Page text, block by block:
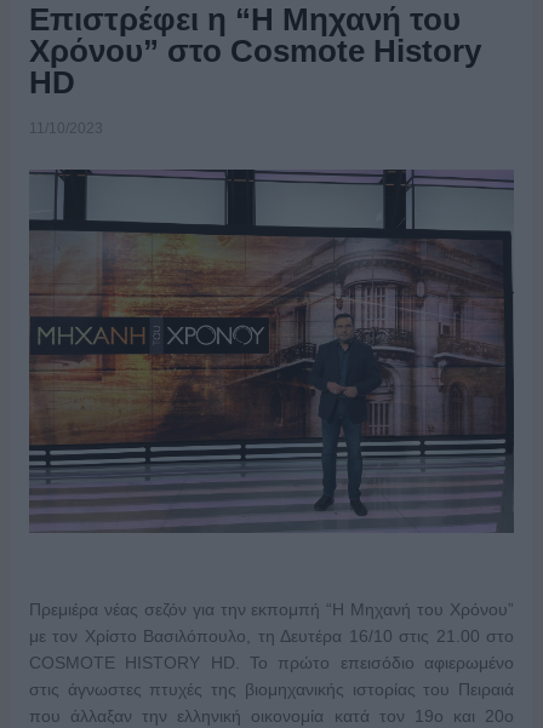
Επιστρέφει η “Η Μηχανή του
Χρόνου” στο Cosmote History
HD
11/10/2023
Πρεμιέρα νέας σεζόν για την εκπομπή “Η Μηχανή του Χρόνου”
με τον Χρίστο Βασιλόπουλο, τη Δευτέρα 16/10 στις 21.00 στο
COSMOTE HISTORY HD. Το πρώτο επεισόδιο αφιερωμένο
στις άγνωστες πτυχές της βιομηχανικής ιστορίας του Πειραιά
που άλλαξαν την ελληνική οικονομία κατά τον 19ο και 20ο